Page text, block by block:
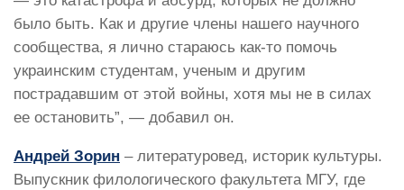
было быть. Как и другие члены нашего научного
сообщества, я лично стараюсь как-то помочь
украинским студентам, ученым и другим
пострадавшим от этой войны, хотя мы не в силах
ее остановить”, — добавил он.
Андрей Зорин – литературовед, историк культуры.
Выпускник филологического факультета МГУ, где